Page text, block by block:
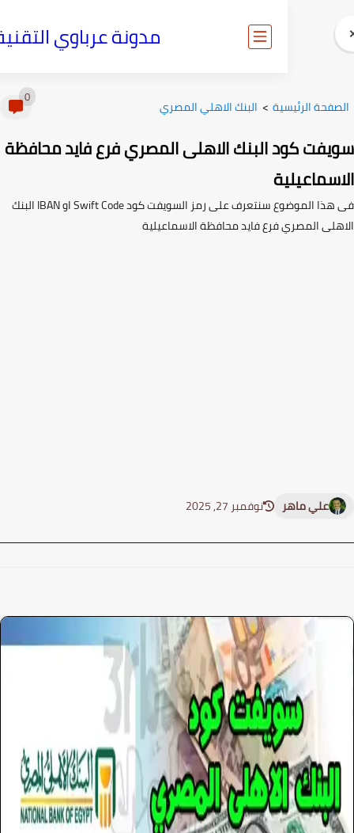
مدونة عرباوي التقنية
> البنك الاهلي المصري
البنك الاهلى المصري فرع فايد محافظة
فى هذا الموضوع سنتعرف على رمز السويفت كود Swift Code او IBAN البنك
فرع فايد محافظة الاسماعيلية
نوفمبر 27, 2025